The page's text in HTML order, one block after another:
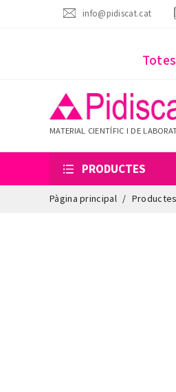
info@pidiscat.cat
MATERIAL CIENTÍFIC I DE
PRODUCTES
Pàgina principal